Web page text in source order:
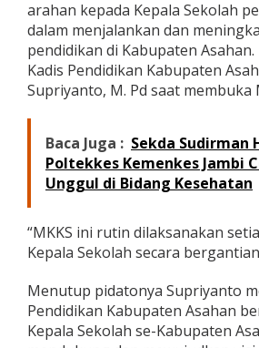
b
u
p
t
e
s
a
h
a
arahan kepada Kepala Sekolah
dalam menjalankan dan
pendidikan di Kabupaten
Kadis Pendidikan Kabupaten
Supriyanto, M. Pd saat membuka
Baca Juga : Sekda Sudirman
Poltekkes Kemenkes Jambi
Unggul di Bidang Kesehatan
“MKKS ini rutin dilaksanakan
Kepala Sekolah secara
Menutup pidatonya Supriyanto
Pendidikan Kabupaten Asahan
Kepala Sekolah se-Kabupaten